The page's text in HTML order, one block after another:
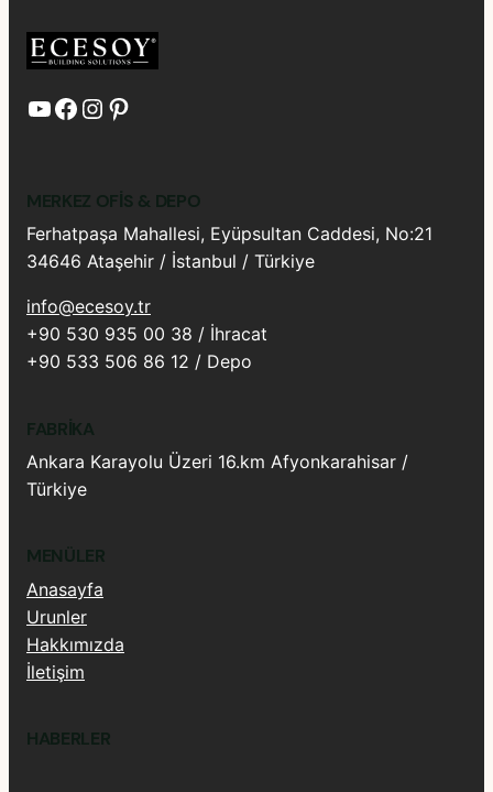
YouTube Facebook Instagram Pinterest
MERKEZ OFIS & DEPO
Ferhatpaşa Mahallesi, Eyüpsultan Caddesi, No:21
34646 Ataşehir / İstanbul / Türkiye
info@ecesoy.tr
+90 530 935 00 38 / İhracat
+90 533 506 86 12 / Depo
FABRIKA
Ankara Karayolu Üzeri 16.km Afyonkarahisar /
Türkiye
MENÜLER
Anasayfa
Urunler
Hakkımızda
İletişim
HABERLER